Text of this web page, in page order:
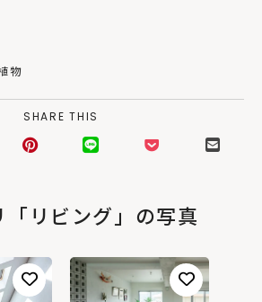
物
SHARE THIS
「リビング」の写真